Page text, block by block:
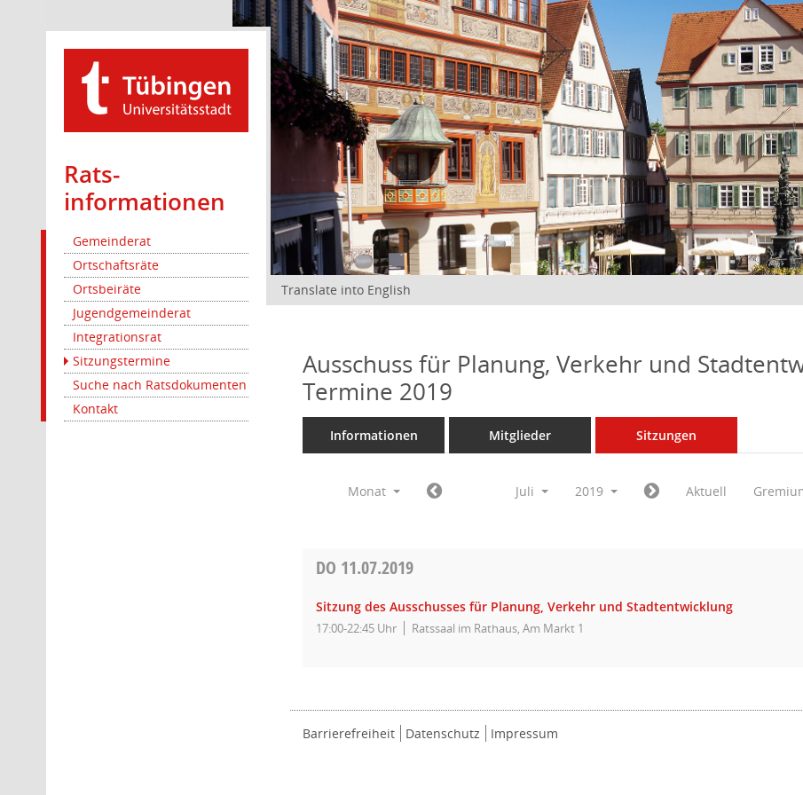
Rats­
informationen
Gemeinderat
Ortschaftsräte
Ortsbeiräte
Jugendgemeinderat
Integrationsrat
Sitzungstermine
Suche nach Ratsdokumenten
Kontakt
Translate into English
Ausschuss für Planung, Verkehr und
Termine 2019
Informationen Mitglieder Sitzungen
Monat Juli 2019 Aktuell
DO 11.07.2019
Sitzung des Ausschusses für Planung, Verkehr und Stadtentwicklung
17:00-22:45 Uhr Ratssaal im Rathaus, Am Markt 1
Barrierefreiheit Datenschutz Impressum